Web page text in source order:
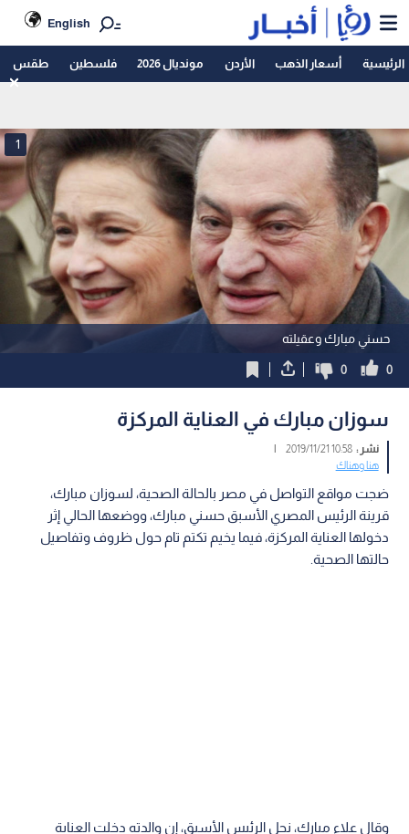
English
الرئيسية أسعار الذهب الأردن مونديال 2026 فلسطين طقس
حسني مبارك وعقيلته
1
0
0
سوزان مبارك في العناية المركزة
نشر :10:58 2019/11/21
|
هنا وهناك
ضجت مواقع التواصل في مصر بالحالة الصحية، لسوزان مبارك،
قرينة الرئيس المصري الأسبق حسني مبارك، ووضعها الحالي إثر
دخولها العناية المركزة، فيما يخيم تكتم تام حول ظروف وتفاصيل
حالتها الصحية.
وقال علاء مبارك، نجل الرئيس الأسبق، إن والدته دخلت العناية